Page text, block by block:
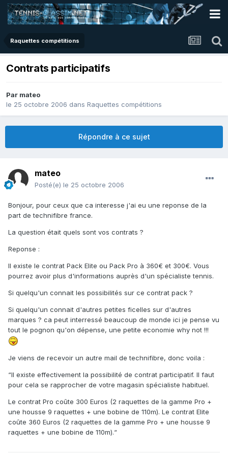
Raquettes compétitions
Contrats participatifs
Par mateo
le 25 octobre 2006 dans Raquettes compétitions
Répondre à ce sujet
mateo
Posté(e) le 25 octobre 2006
Bonjour, pour ceux que ca interesse j'ai eu une reponse de la
part de technifibre france.
La question était quels sont vos contrats ?
Reponse :
Il existe le contrat Pack Elite ou Pack Pro à 360€ et 300€. Vous
pourrez avoir plus d'informations auprès d'un spécialiste tennis.
Si quelqu'un connait les possibilités sur ce contrat pack ?
Si quelqu'un connait d'autres petites ficelles sur d'autres
marques ? ca peut interressé beaucoup de monde ici je pense vu
tout le pognon qu'on dépense, une petite economie why not !!!
Je viens de recevoir un autre mail de technifibre, donc voila :
“Il existe effectivement la possibilité de contrat participatif. Il faut
pour cela se rapprocher de votre magasin spécialiste habituel.
Le contrat Pro coûte 300 Euros (2 raquettes de la gamme Pro +
une housse 9 raquettes + une bobine de 110m). Le contrat Elite
coûte 360 Euros (2 raquettes de la gamme Pro + une housse 9
raquettes + une bobine de 110m).“